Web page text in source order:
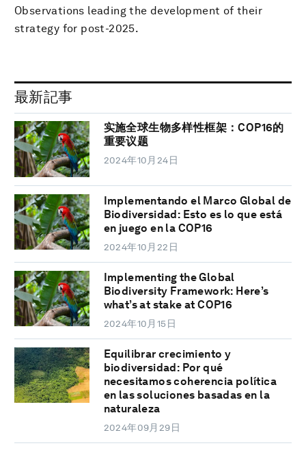
Observations leading the development of their
strategy for post-2025.
最新記事
实施全球生物多样性框架：COP16的
重要议题
2024年10月24日
Implementando el Marco Global de
Biodiversidad: Esto es lo que está
en juego en la COP16
2024年10月22日
Implementing the Global
Biodiversity Framework: Here’s
what’s at stake at COP16
2024年10月15日
Equilibrar crecimiento y
biodiversidad: Por qué
necesitamos coherencia política
en las soluciones basadas en la
naturaleza
2024年09月29日